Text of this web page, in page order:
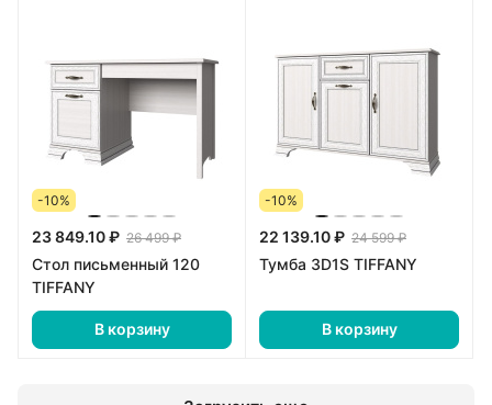
-10%
23 849.10 ₽ 26 499 ₽
Стол письменный 120
TIFFANY
В корзину
-10%
22 139.10 ₽ 24 599 ₽
Тумба 3D1S TIFFANY
В корзину